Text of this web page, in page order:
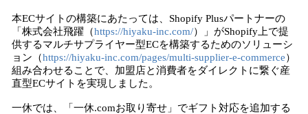
本ECサイトの構築にあたっては、Shopify Plusパートナーの
「株式会社飛躍（https://hiyaku-inc.com/）」がShopify上で提
供するマルチサプライヤー型ECを構築するためのソリューシ
ョン（https://hiyaku-inc.com/pages/multi-supplier-e-commerce）
組み合わせることで、加盟店と消費者をダイレクトに繋ぐ産
直型ECサイトを実現しました。
一休では、「一休.comお取り寄せ」でギフト対応を追加する